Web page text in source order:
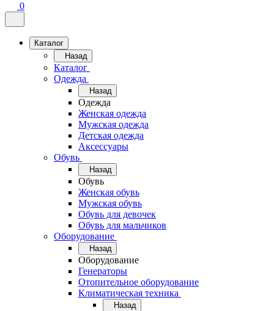
0
Каталог
Назад
Каталог
Одежда
Назад
Одежда
Женская одежда
Мужская одежда
Детская одежда
Аксессуары
Обувь
Назад
Обувь
Женская обувь
Мужская обувь
Обувь для девочек
Обувь для мальчиков
Оборудование
Назад
Оборудование
Генераторы
Отопительное оборудование
Климатическая техника
Назад